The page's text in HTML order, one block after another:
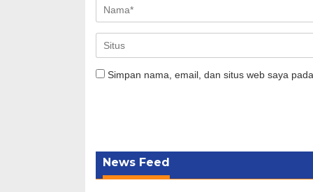
Simpan nama, email, dan situs web saya
News Feed